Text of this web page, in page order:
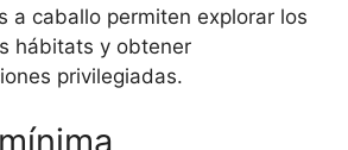
a caballo permiten explorar los
hábitats y obtener
privilegiadas.